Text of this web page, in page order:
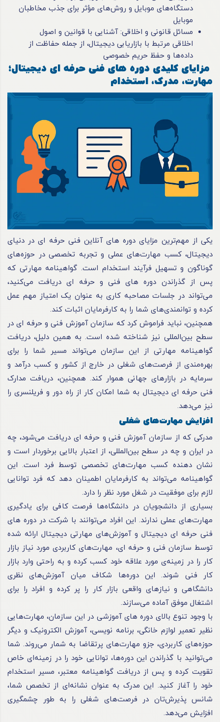
دستگاه‌های موبایل و روش‌های مؤثر برای جذب مخاطبان
موبایل
مسائل قانونی و اخلاقی: آشنایی با قوانین و اصول
اخلاقی مرتبط با بازاریابی دیجیتال، از جمله حفاظت از
داده‌ها و حفظ حریم خصوصی
مزایای کلیدی دوره های فنی حرفه ای دیجیتال؛
مهارت، مدرک، استخدام
یکی از مهم‌ترین مزایای دوره های آنلاین فنی حرفه ای در دنیای
دیجیتال، کسب مهارت‌های عملی و تجربه‌ تخصصی در حوزه‌های
گوناگون و تسهیل فرآیند استخدام است. گواهینامه مهارتی که
پس از گذراندن دوره های فنی و حرفه ای دریافت می‌کنید،
می‌تواند در جلسات مصاحبه کاری به عنوان یک امتیاز مهم عمل
کرده و توانمندی‌های شما را به کارفرمایان اثبات کند.
همچنین، نباید فراموش کرد که سازمان آموزش فنی و حرفه ای در
سطح بین‌المللی نیز شناخته شده است. به همین دلیل، دریافت
گواهینامه مهارتی از این سازمان می‌تواند مسیر شما را برای
بهره‌مندی از فرصت‌های شغلی در خارج از کشور و کسب درآمد و
سرمایه در بازارهای جهانی هموار کند. همچنین، دریافت مدارک
فنی حرفه ای دیجیتال به شما امکان کار از راه دور و فریلنسری را
نیز می‌دهد.
افزایش مهارت‌های شغلی
مدرکی که از سازمان آموزش فنی و حرفه ای دریافت می‌شود، چه
در ایران و چه در سطح بین‌المللی، از اعتبار بالایی برخوردار است و
نشان ‌دهنده‌ کسب مهارت‌های تخصصی توسط فرد است. این
گواهینامه می‌تواند به کارفرمایان اطمینان دهد که فرد توانایی
لازم برای موفقیت در شغل مورد نظر را دارد.
بسیاری از دانشجویان در دانشگاه‌ها فرصت کافی برای یادگیری
مهارت‌های عملی ندارند. این افراد می‌توانند با شرکت در دوره های
فنی حرفه ای دیجیتال و آموزش‌های مهارتی دیجیتال ارائه شده
توسط سازمان فنی و حرفه ای، مهارت‌های کاربردی مورد نیاز بازار
کار را در زمینه‌ی مورد علاقه‌ خود کسب کرده و به ‌راحتی وارد بازار
کار فنی شوند. این دوره‌ها شکاف میان آموزش‌های نظری
دانشگاهی و نیازهای واقعی بازار کار را پر کرده و افراد را برای
اشتغال موفق آماده می‌سازند.
با وجود تنوع بالای دوره های آموزشی در این سازمان، مهارت‌هایی
نظیر تعمیر لوازم خانگی، برنامه ‌نویسی، آموزش الکترونیک و دیگر
حوزه‌های کاربردی، جزو مهارت‌های پرتقاضا به شمار می‌روند. شما
می‌توانید با گذراندن این دوره‌ها، توانایی خود را در زمینه‌ای خاص
تقویت کرده و پس از دریافت گواهینامه معتبر، مسیر استخدام
خود را آغاز کنید. این مدرک به عنوان نشانه‌ای از تخصص شما،
شانس پذیرش‌تان در فرصت‌های شغلی را به‌ طور چشمگیری
افزایش می‌دهد.